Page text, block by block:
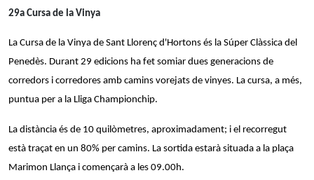
29a Cursa de la Vinya
La Cursa de la Vinya de Sant Llorenç d'Hortons és la Súper Clàssica del
Penedès. Durant 29 edicions ha fet somiar dues generacions de
corredors i corredores amb camins vorejats de vinyes. La cursa, a més,
puntua per a la Lliga Championchip.
La distància és de 10 quilòmetres, aproximadament; i el recorregut
està traçat en un 80% per camins. La sortida estarà situada a la plaça
Marimon Llança i començarà a les 09.00h.